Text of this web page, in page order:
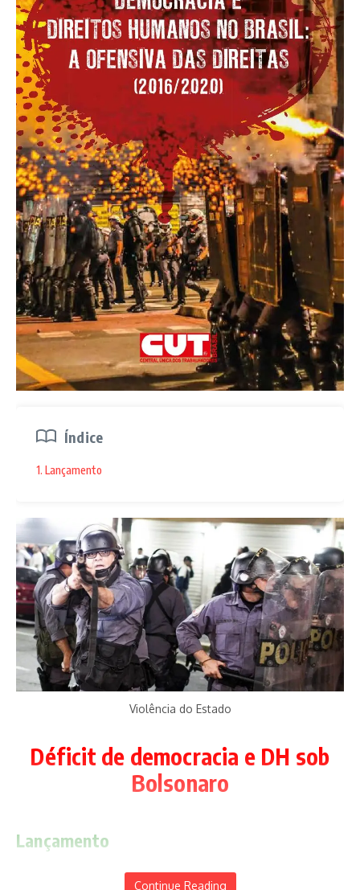
Renato Dias, 58 anos, é graduado em Jornalismo,
formado em Ciências Sociais, com pós-graduação em
Políticas Públicas, mestre em Direito e Relações
Internacionais, ex-aluno extraordinário do Doutorado
em Psicologia Social, ex-estudante do Curso de
Psicanálise do Centro de Estudos Psicanalíticos do
Estado de Goiás, ministrado pelo médico psiquiatra e
psicanalista Daniel Emídio de Souza. É autor de 30
livros-reportagem, oito documentários, ganhou 30
prêmios e é torcedor apaixonado do maior do Centro-
Oeste, o Vila Nova Futebol Clube. Casado com
Meirilane Dias, é pai de Juliana Dias, jornalista; Daniel
Dias, economista; e Maria Rosa Dias, estudante
antifascista, socialista e trotskista. Com três pets:
Porquinho [Bull Dog Francês], Dalila [Basset Hound] e
Geleia [Basset Hound]. Além do eterno gato
Tutuquinho, que virou estrela.
Inscreva-se para receber o boletim informativo
diário
Fique por dentro das novidades com nossa newsletter
semanal. Assine agora para não perder nenhuma atualização!
[mc4wp_form id=53]
Rocha
Índice
1. Lançamento
Violência do Estado
Déficit de democracia e DH sob
Bolsonaro
Lançamento
Continue Reading